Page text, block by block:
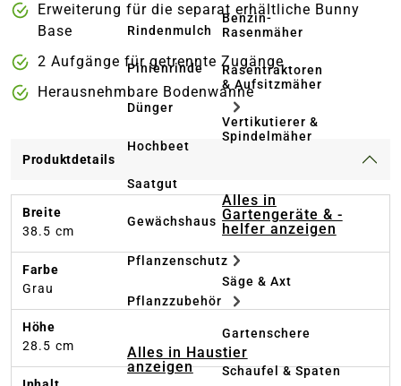
Rindenmulch
Pinienrinde
Dünger
Hochbeet
Saatgut
Gewächshaus
Pflanzenschutz
Pflanzzubehör
Alles in Haustier
anzeigen
Benzin-
Rasenmäher
Rasentraktoren
& Aufsitzmäher
Vertikutierer &
Spindelmäher
Alles in
Gartengeräte & -
helfer anzeigen
Säge & Axt
Gartenschere
Schaufel & Spaten
Erweiterung für die separat erhältliche Bunny
Base
2 Aufgänge für getrennte Zugänge
Herausnehmbare Bodenwanne
Produktdetails
Breite
38.5 cm
Farbe
Grau
Höhe
28.5 cm